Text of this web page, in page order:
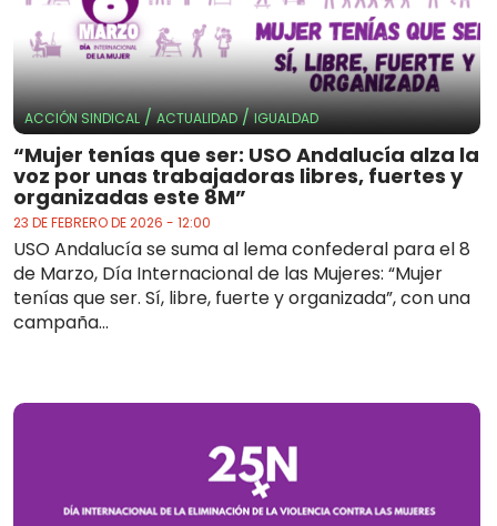
ACCIÓN SINDICAL/ACTUALIDAD/IGUALDAD
“Mujer tenías que ser: USO Andalucía alza la
voz por unas trabajadoras libres, fuertes y
organizadas este 8M”
23 DE FEBRERO DE 2026 - 12:00
USO Andalucía se suma al lema confederal para el 8
de Marzo, Día Internacional de las Mujeres: “Mujer
tenías que ser. Sí, libre, fuerte y organizada”, con una
campaña...